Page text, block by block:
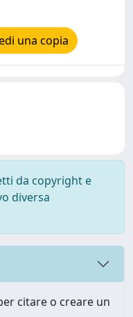
una copia
da copyright e
diversa
citare o creare un